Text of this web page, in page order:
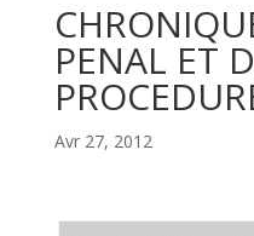
PENAL ET
Avr 27, 2012